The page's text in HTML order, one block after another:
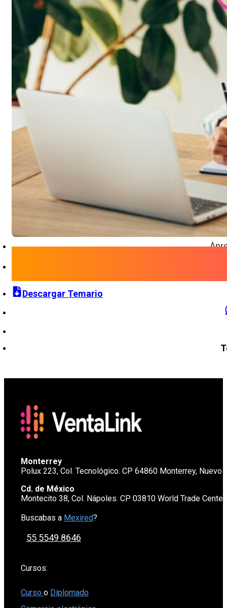
Descargar Temario
Monterrey
Polux 223, Col. Tecnológico. CP 64860 Monterrey, Nuevo
Cd. de México
Montecito 38, Col. Nápoles. CP 03810 World Trade
Buscabas a Mexired?
55 5549 8646
Cursos:
Curso o Diplomado